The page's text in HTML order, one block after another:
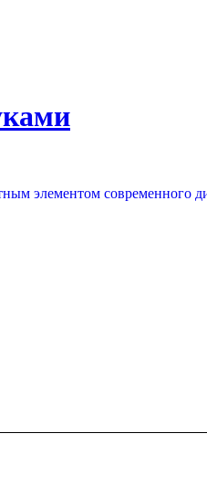
элементом современного